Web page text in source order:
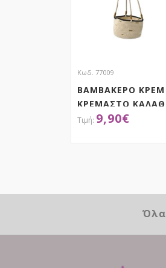
Κωδ. 77009
ΒΑΜΒΑΚΕΡΟ ΚΡΕΜ
ΚΡΕΜΑΣΤΟ
Φ20X15EK ΜΕ
9,90€
Όλα